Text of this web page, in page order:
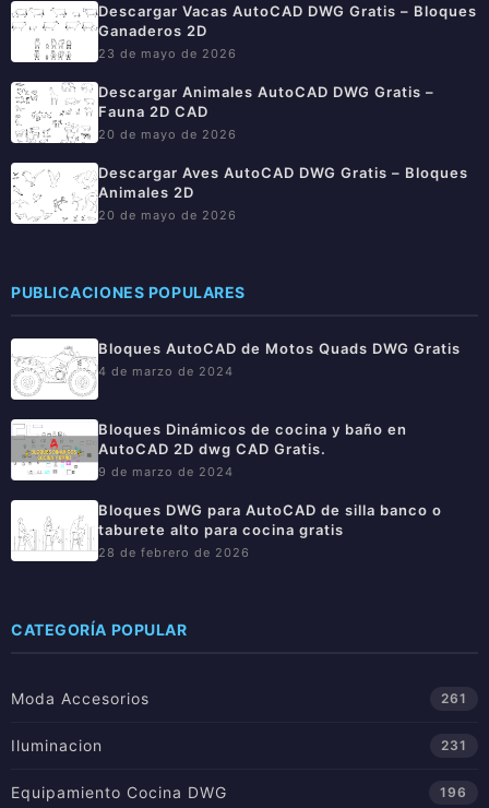
Descargar Vacas AutoCAD DWG Gratis – Bloques
Ganaderos 2D
23 de mayo de 2026
Descargar Animales AutoCAD DWG Gratis –
Fauna 2D CAD
20 de mayo de 2026
Descargar Aves AutoCAD DWG Gratis – Bloques
Animales 2D
20 de mayo de 2026
PUBLICACIONES POPULARES
Bloques AutoCAD de Motos Quads DWG Gratis
4 de marzo de 2024
Bloques Dinámicos de cocina y baño en
AutoCAD 2D dwg CAD Gratis.
9 de marzo de 2024
Bloques DWG para AutoCAD de silla banco o
taburete alto para cocina gratis
28 de febrero de 2026
CATEGORÍA POPULAR
Moda Accesorios 261
Iluminacion 231
Equipamiento Cocina DWG 196